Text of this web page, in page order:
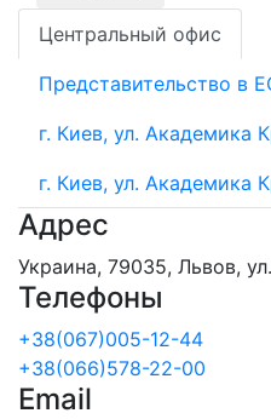
Центральный офис
Представительство в
г. Киев, ул. Академика
г. Киев, ул. Академика
Адрес
Украина, 79035, Львов,
Телефоны
+38(067)005-12-44
+38(066)578-22-00
Email